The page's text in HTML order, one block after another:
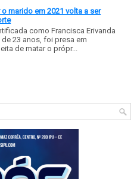
marido em 2021 volta a ser
como Francisca Erivanda
23 anos, foi presa em
de matar o própr...